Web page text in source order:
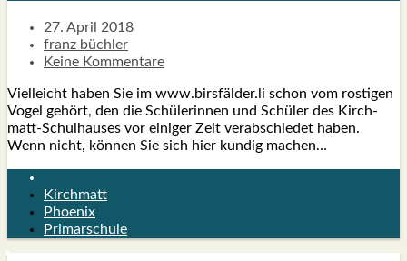
27. April 2018
franz büchler
Keine Kommentare
Viel­leicht haben Sie im www.birsfälder.li schon vom ros­ti­gen
Vogel gehört, den die Schü­le­rin­nen und Schü­ler des Kir­ch­­
matt-Schul­hau­­ses vor eini­ger Zeit ver­ab­schie­det haben.
Wenn nicht, kön­nen Sie sich hier kun­dig machen…
Kirchmatt
Phoenix
Primarschule